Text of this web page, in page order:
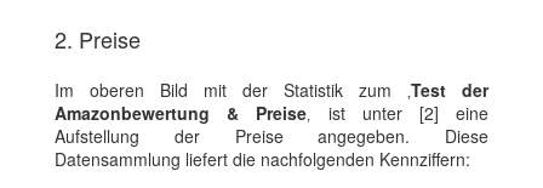
2. Preise
Im oberen Bild mit der Statistik zum ‚Test der
Amazonbewertung & Preise‚ ist unter [2] eine
Aufstellung der Preise angegeben. Diese
Datensammlung liefert die nachfolgenden Kennziffern: